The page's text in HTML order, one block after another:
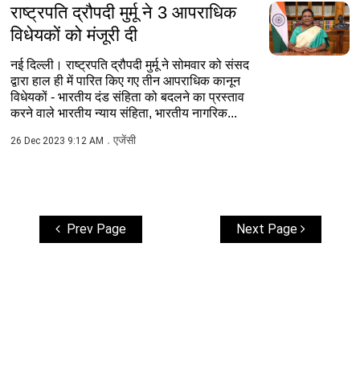
राष्ट्रपति द्रौपदी मुर्मू ने 3 आपराधिक
विधेयकों को मंजूरी दी
नई दिल्ली। राष्ट्रपति द्रौपदी मुर्मू ने सोमवार को संसद
द्वारा हाल ही में पारित किए गए तीन आपराधिक कानून
विधेयकों - भारतीय दंड संहिता को बदलने का प्रस्ताव
करने वाले भारतीय न्याय संहिता, भारतीय नागरिक...
26 Dec 2023 9:12 AM एजेंसी
Prev Page Next Page